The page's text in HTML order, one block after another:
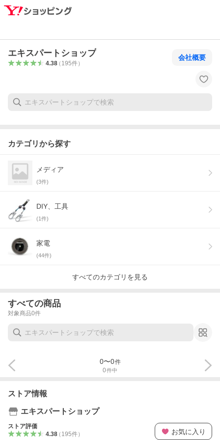
エキスパートショップ
4.38（ 195件）
会社概要
カテゴリから探す
メディア
(3件)
DIY、工具
(1件)
家電
(44件)
すべてのカテゴリを見る
すべての商品
対象商品0件
0件中
0〜0件
ストア情報
エキスパートショップ
ストア評価
4.38（ 195件） お気に入り